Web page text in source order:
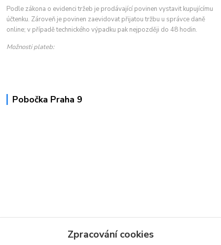
Podle zákona o evidenci tržeb je prodávající povinen vystavit kupujícímu
účtenku. Zároveň je povinen zaevidovat přijatou tržbu u správce daně
online; v případě technického výpadku pak nejpozději do 48 hodin.
Možnosti plateb:
Pobočka Praha 9
Zpracování cookies